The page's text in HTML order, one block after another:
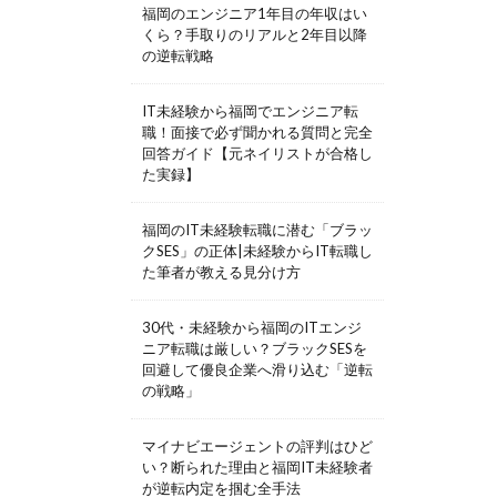
福岡のエンジニア1年目の年収はい
くら？手取りのリアルと2年目以降
の逆転戦略
IT未経験から福岡でエンジニア転
職！面接で必ず聞かれる質問と完全
回答ガイド【元ネイリストが合格し
た実録】
福岡のIT未経験転職に潜む「ブラッ
クSES」の正体|未経験からIT転職し
た筆者が教える見分け方
30代・未経験から福岡のITエンジ
ニア転職は厳しい？ブラックSESを
回避して優良企業へ滑り込む「逆転
の戦略」
マイナビエージェントの評判はひど
い？断られた理由と福岡IT未経験者
が逆転内定を掴む全手法